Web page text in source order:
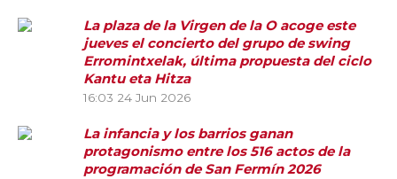
La plaza de la Virgen de la O acoge este
jueves el concierto del grupo de swing
Erromintxelak, última propuesta del ciclo
Kantu eta Hitza
16:03 24 Jun 2026
La infancia y los barrios ganan
protagonismo entre los 516 actos de la
programación de San Fermín 2026